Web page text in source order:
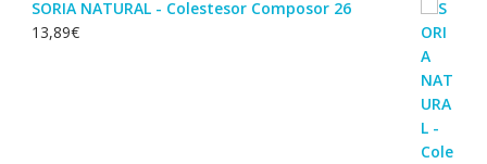
SORIA NATURAL - Colestesor Composor 26
13,89€